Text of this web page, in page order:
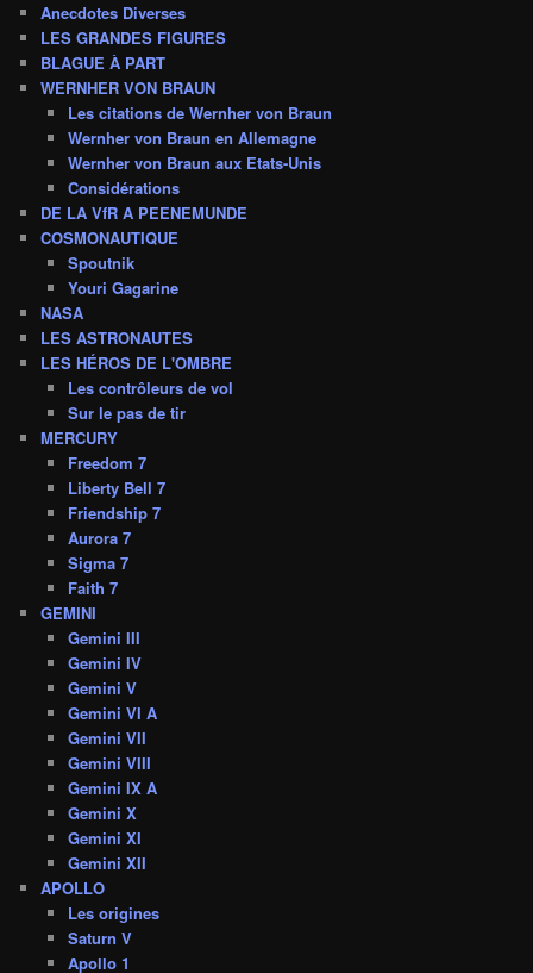
Anecdotes Diverses
LES GRANDES FIGURES
BLAGUE À PART
WERNHER VON BRAUN
Les citations de Wernher von Braun
Wernher von Braun en Allemagne
Wernher von Braun aux Etats-Unis
Considérations
DE LA VfR A PEENEMUNDE
COSMONAUTIQUE
Spoutnik
Youri Gagarine
NASA
LES ASTRONAUTES
LES HÉROS DE L'OMBRE
Les contrôleurs de vol
Sur le pas de tir
MERCURY
Freedom 7
Liberty Bell 7
Friendship 7
Aurora 7
Sigma 7
Faith 7
GEMINI
Gemini III
Gemini IV
Gemini V
Gemini VI A
Gemini VII
Gemini VIII
Gemini IX A
Gemini X
Gemini XI
Gemini XII
APOLLO
Les origines
Saturn V
Apollo 1